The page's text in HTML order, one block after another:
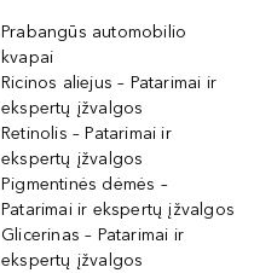
Prabangūs automobilio
kvapai
Ricinos aliejus – Patarimai ir
ekspertų įžvalgos
Retinolis – Patarimai ir
ekspertų įžvalgos
Pigmentinės dėmės –
Patarimai ir ekspertų įžvalgos
Glicerinas – Patarimai ir
ekspertų įžvalgos